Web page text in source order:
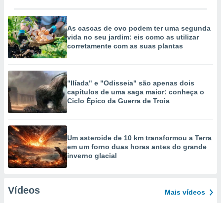
As cascas de ovo podem ter uma segunda
vida no seu jardim: eis como as utilizar
corretamente com as suas plantas
"Ilíada" e "Odisseia" são apenas dois
capítulos de uma saga maior: conheça o
Ciclo Épico da Guerra de Troia
Um asteroide de 10 km transformou a Terra
em um forno duas horas antes do grande
inverno glacial
Vídeos Mais vídeos